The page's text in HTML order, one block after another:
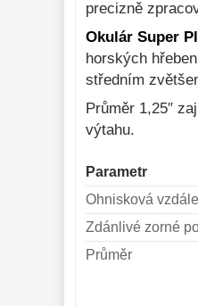
Foto stativy 10
Ostatní 179
Bazar
precizně
Okulár Super
horských
středním
Průměr 1,25″
výtahu.
Parametr
Ohnisková
Zdánlivé zorné
Průměr